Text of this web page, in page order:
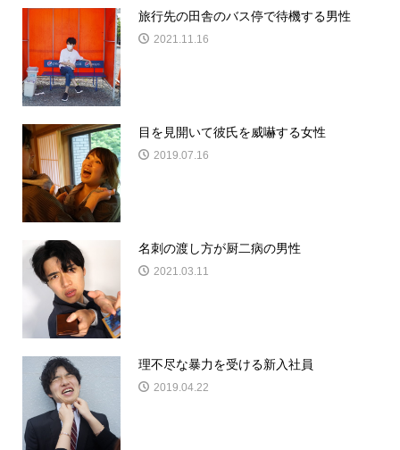
旅行先の田舎のバス停で待機する男性
2021.11.16
目を見開いて彼氏を威嚇する女性
2019.07.16
名刺の渡し方が厨二病の男性
2021.03.11
理不尽な暴力を受ける新入社員
2019.04.22